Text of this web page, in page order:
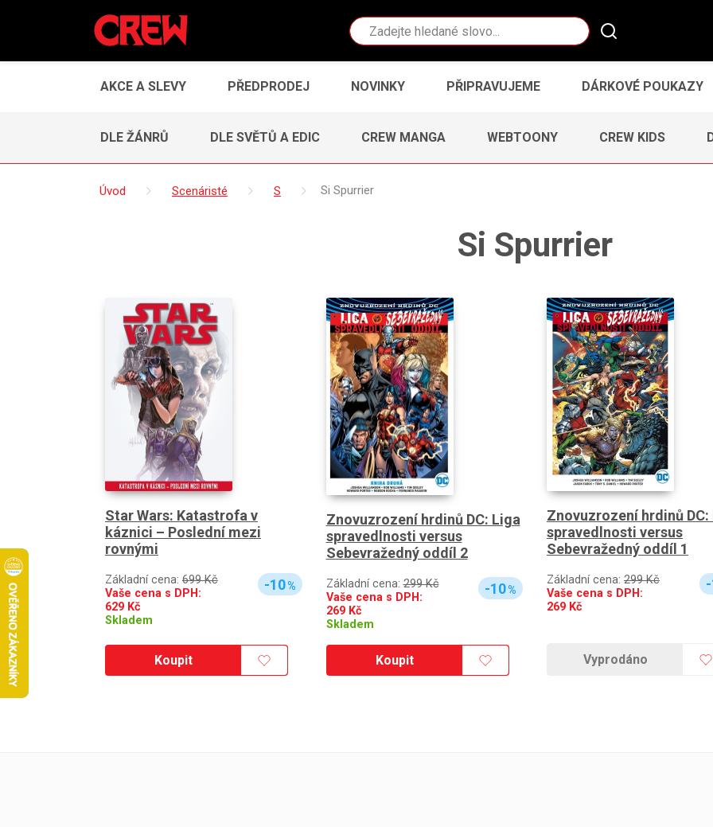
Vyhledávání
AKCE A SLEVY PŘEDPRODEJ NOVINKY PŘIPRAVUJEME DÁRKOVÉ POUKAZY
DLE ŽÁNRŮ DLE SVĚTŮ A EDIC CREW MANGA WEBTOONY CREW KIDS
Úvod Scenáristé S Si Spurrier
Si Spurrier
Star Wars: Katastrofa v
káznici – Poslední mezi
rovnými
Základní cena: 699 Kč
Vaše cena s DPH:
629 Kč
Skladem
-10%
Koupit
Znovuzrození hrdinů DC: Liga
spravedlnosti versus
Sebevražedný oddíl 2
Základní cena:299 Kč
Vaše cena s DPH:
269Kč
Skladem
-10%
Koupit
Znovuzrození hrdinů DC:
spravedlnosti versus
Sebevražedný oddíl 1
Základní cena: 299 Kč
Vaše cena s DPH:
269 Kč
Vyprodáno